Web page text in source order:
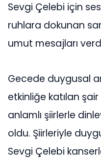
Sevgi Çelebi için
ruhlara dokunan
umut mesajları
Gecede duygusal
etkinliğe katılan
anlamlı şiirlerle
oldu. Şiirleriyle
Sevgi Çelebi